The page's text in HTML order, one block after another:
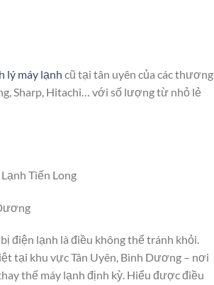
lý máy lạnh cũ tại tân uyên của các thương
Sharp, Hitachi… với số lượng từ nhỏ lẻ
Tiến Long
điện lạnh là điều không thể tránh khỏi.
tại khu vực Tân Uyên, Bình Dương – nơi
thế máy lạnh định kỳ. Hiểu được điều